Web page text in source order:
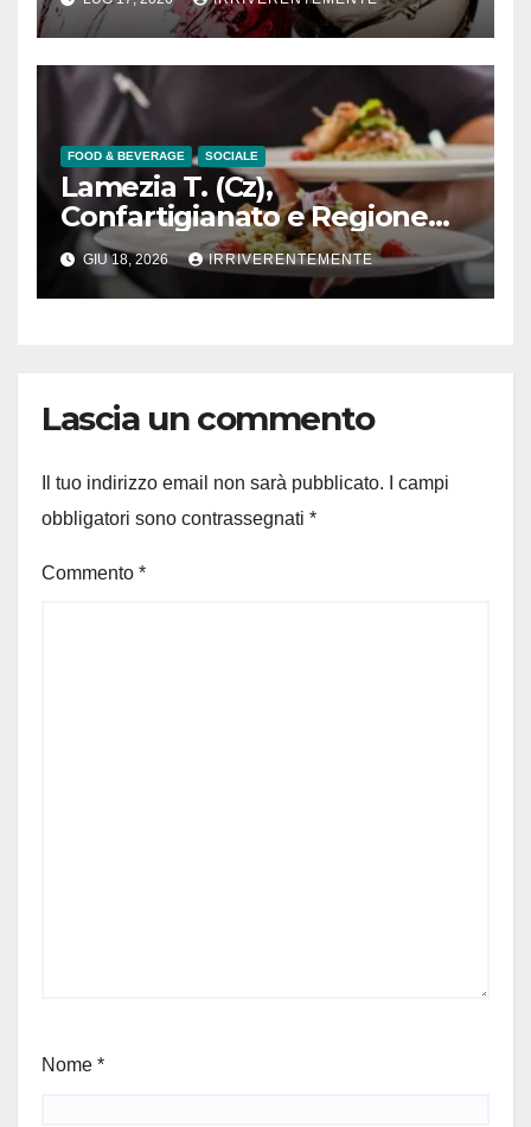
FOOD & BEVERAGE SOCIALE
Lamezia T. (Cz),
Confartigianato e Regione
lanciano Calabria
Food&Tourism Academy
GIU 18, 2026 IRRIVERENTEMENTE
Lascia un commento
Il tuo indirizzo email non sarà pubblicato.
I campi
obbligatori sono contrassegnati *
Commento *
Nome *